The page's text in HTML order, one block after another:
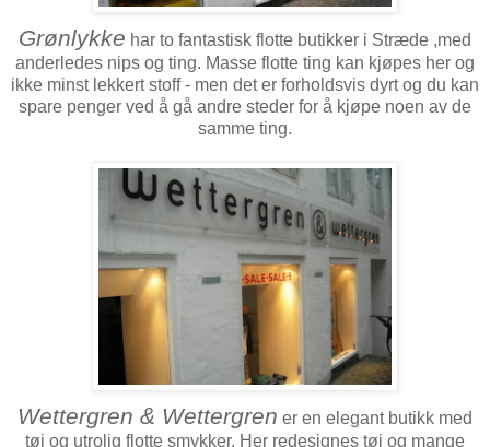
Grønlykke har to fantastisk flotte butikker i Stræde ,med
anderledes nips og ting. Masse flotte ting kan kjøpes her og
ikke minst lekkert stoff - men det er forholdsvis dyrt og du kan
spare penger ved å gå andre steder for å kjøpe noen av de
samme ting.
Wettergren & Wettergren er en elegant butikk med
tøj og utrolig flotte smykker. Her redesignes tøj og mange